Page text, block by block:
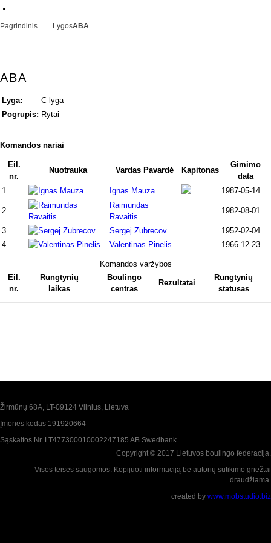
Pagrindinis LygosABA
ABA
Lyga:
C lyga
Pogrupis: Rytai
Komandos nariai
Eil.
nr.
Nuotrauka Vardas Pavardė Kapitonas
Gimimo
data
1.
Ignas Mauza 1987-05-14
2.
Raimundas
Ravaitis
1982-08-01
3. Sergej Zubrecov
1952-02-04
4.
Valentinas Pinelis 1966-12-23
Komandos varžybos
Eil.
nr.
Rungtynių
laikas
Boulingo
centras
Rezultatai
Rungtynių
statusas
Žirmūnų 68A, LT-09124 Vilnius, Lietuva
Įmonės kodas 191920664
Sąskaitos Nr. LT477300010002247185 AB Swedbank
Copyright © 2017 Lietuvos boulingo federacija.
Visos teisės saugomos. Kopijuoti informaciją be autorių sutikimo griežtai
draudžiama.
created by www.mobstudio.biz